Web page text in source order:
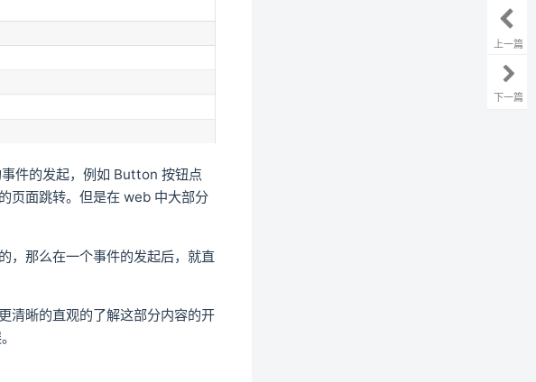
件的发起，例如 Button 按钮点
页面跳转。但是在 web 中大部分
，那么在一个事件的发起后，就直
清晰的直观的了解这部分内容的开
上一篇
下一篇